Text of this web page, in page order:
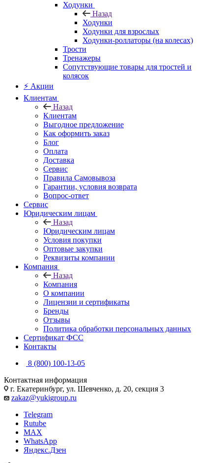
Ходунки
Назад
Ходунки
Ходунки для взрослых
Ходунки-роллаторы (на колесах)
Трости
Тренажеры
Сопутствующие товары для тростей и
колясок
⚡ Акции
Клиентам
Назад
Клиентам
Выгодное предложение
Как оформить заказ
Блог
Оплата
Доставка
Сервис
Правила Самовывоза
Гарантии, условия возврата
Вопрос-ответ
Сервис
Юридическим лицам
Назад
Юридическим лицам
Условия покупки
Оптовые закупки
Реквизиты компании
Компания
Назад
Компания
О компании
Лицензии и сертификаты
Бренды
Отзывы
Политика обработки персональных данных
Сертификат ФСС
Контакты
8 (800) 100-13-05
Контактная информация
г. Екатеринбург, ул. Шевченко, д. 20, секция 3
zakaz@yukigroup.ru
Telegram
Rutube
MAX
WhatsApp
Яндекс.Дзен